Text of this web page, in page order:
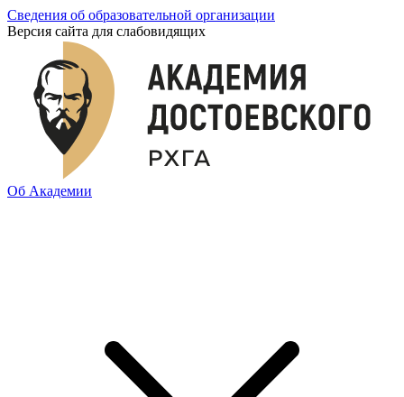
Сведения об образовательной организации
Версия сайта для слабовидящих
Об Академии